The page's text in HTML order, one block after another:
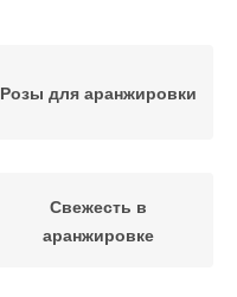
Розы для аранжировки
Свежесть в
аранжировке